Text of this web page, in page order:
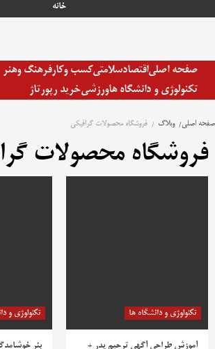
خانه
صفحه اصلیاقتصادسلامتیکسب وکارفرهنگ وهنر
تکنولوژی و دانشگاه هاورزشیخرید رپورتاژ
صفحه اصلی وبلاگ فروشگاه محصولات گرافيکی
فروشگاه محصولات
تکنولوژی و دانشگاه ها
آموزش طراحی آگهی ترحیم پدر +
تکنولوژی و
بنر